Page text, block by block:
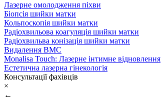
Лазерне омолодження піхви
Біопсія шийки матки
Кольпоскопія шийки матки
Радіохвильова коагуляція шийки матки
Радіохвильва конізація шийки матки
Видалення ВМС
Monalisa Touch: Лазерне інтимне відновлення
Естетична лазерна гінекологія
Консультації фахівців
×
←